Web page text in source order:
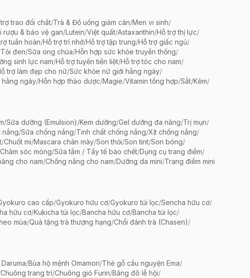
trao đổi chất/Trà & Đồ uống giảm cân/Men vi sinh/
rượu & bảo vệ gan/Lutein/Việt quất/Astaxanthin/Hỗ trợ thị lực/
tuần hoàn/Hỗ trợ trí nhớ/Hỗ trợ tập trung/Hỗ trợ giấc ngủ/
Tỏi đen/Sữa ong chúa/Hỗn hợp sức khỏe truyền thống/
sinh lực nam/Hỗ trợ tuyến tiền liệt/Hỗ trợ tóc cho nam/
trợ làm đẹp cho nữ/Sức khỏe nữ giới hằng ngày/
hằng ngày/Hỗn hợp thảo dược/Magie/Vitamin tổng hợp/Sắt/Kẽm/
/Sữa dưỡng (Emulsion)/Kem dưỡng/Gel dưỡng đa năng/Trị mụn/
nắng/Sữa chống nắng/Tinh chất chống nắng/Xịt chống nắng/
/Chuốt mi/Mascara chân mày/Son thỏi/Son tint/Son bóng/
Chăm sóc móng/Sữa tắm / Tẩy tế bào chết/Dụng cụ trang điểm/
cho nam/Chống nắng cho nam/Dưỡng da mini/Trang điểm mini
cao cấp/Gyokuro hữu cơ/Gyokuro túi lọc/Sencha hữu cơ/
hữu cơ/Kukicha túi lọc/Bancha hữu cơ/Bancha túi lọc/
mùa/Quà tặng trà thượng hạng/Chổi đánh trà (Chasen)/
/Bùa hộ mệnh Omamori/Thẻ gỗ cầu nguyện Ema/
Chuông trang trí/Chuông gió Furin/Băng đô lễ hội/